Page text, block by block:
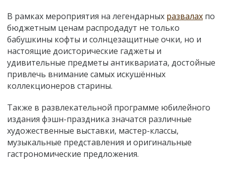
В рамках мероприятия на легендарных развалах по
бюджетным ценам распродадут не только
бабушкины кофты и солнцезащитные очки, но и
настоящие доисторические гаджеты и
удивительные предметы антиквариата, достойные
привлечь внимание самых искушённых
коллекционеров старины.
Также в развлекательной программе юбилейного
издания фэшн-праздника значатся различные
художественные выставки, мастер-классы,
музыкальные представления и оригинальные
гастрономические предложения.